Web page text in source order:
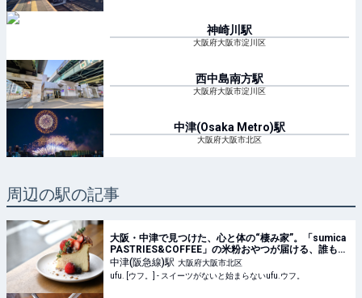
神崎川 駅
大阪府大阪市淀川区
西中島南方駅
大阪府大阪市淀川区
中津(Osaka Metro)駅
大阪府大阪市北区
周辺の駅の記事
大阪・中津で見つけた、心と体の“棲み家”。「sumica
PASTRIES&COFFEE」の米粉おやつが届ける、誰もが
同じ「おいしい」を囲める幸せ - ufu. [ウフ。]
中津(阪急線)駅 大阪府大阪市北区
ufu. [ウフ。] - スイーツがないと始まらないufu.ウフ。